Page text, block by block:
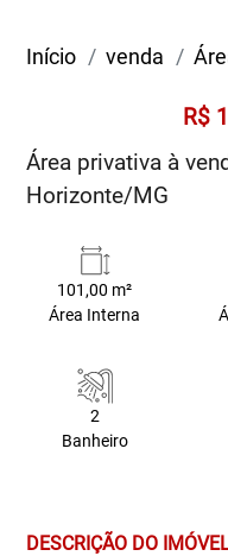
Início venda
R$
Área privativa à
Horizonte/MG
101,00 m²
Área Interna
2
Banheiro
DESCRIÇÃO DO